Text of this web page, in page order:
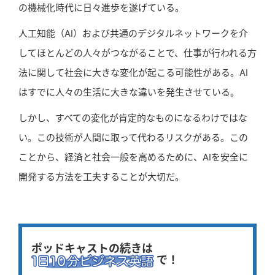
の機械化時代に日々進歩を遂げている。
人工知能（AI）および共通のデジタルネットワークを介
してほとんどの人々がつながることで、仕事が行われる方
法に関して社会に大きな変化が起こる可能性がある。AI
はすでに人々の生活に大きな違いを発生させている。
しかし、すべての変化が肯定的なものになるわけではな
い。この技術が人間に取って代わるリスクがある。この
ことから、経済と社会一般を高めるために、AIを安全に
開発する方法を工夫することが大切だ。
ポッドキャストの続きは
で！